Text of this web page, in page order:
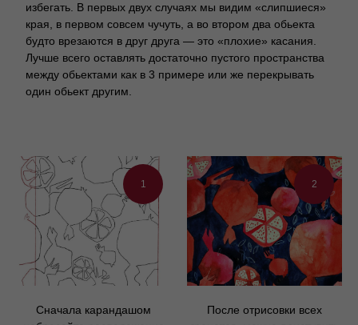
избегать. В первых двух случаях мы видим «слипшиеся»
края, в первом совсем чучуть, а во втором два обьекта
будто врезаются в друг друга — это «плохие» касания.
Лучше всего оставлять достаточно пустого пространства
между обьектами как в 3 примере или же перекрывать
один обьект другим.
1
Сначала карандашом
2
После отрисовки всех